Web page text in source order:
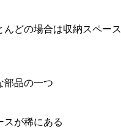
どの場合は収納スペース
部品の一つ
が稀にある